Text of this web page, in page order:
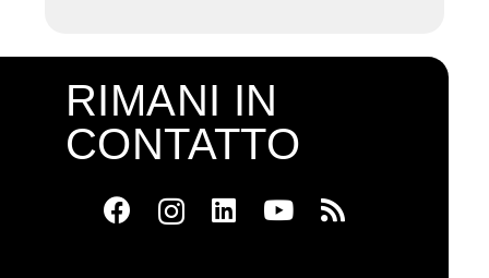
RIMANI IN
CONTATTO